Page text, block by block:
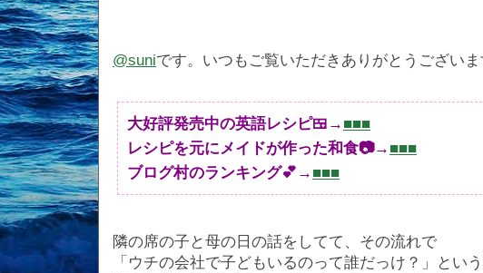
@suniです。いつもご覧いただきありがとうございま
大好評発売中の英語レシピ🍱→ ■■■
レシピを元にメイドが作った和食📷→ ■■■
ブログ村のランキング💕→ ■■■
隣の席の子と母の日の話をしてて、その流れで
「ウチの会社で子どもいるのって誰だっけ？」という